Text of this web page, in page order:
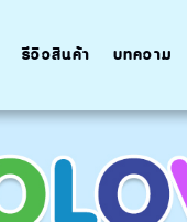
รีวิวสินค้า บทความ